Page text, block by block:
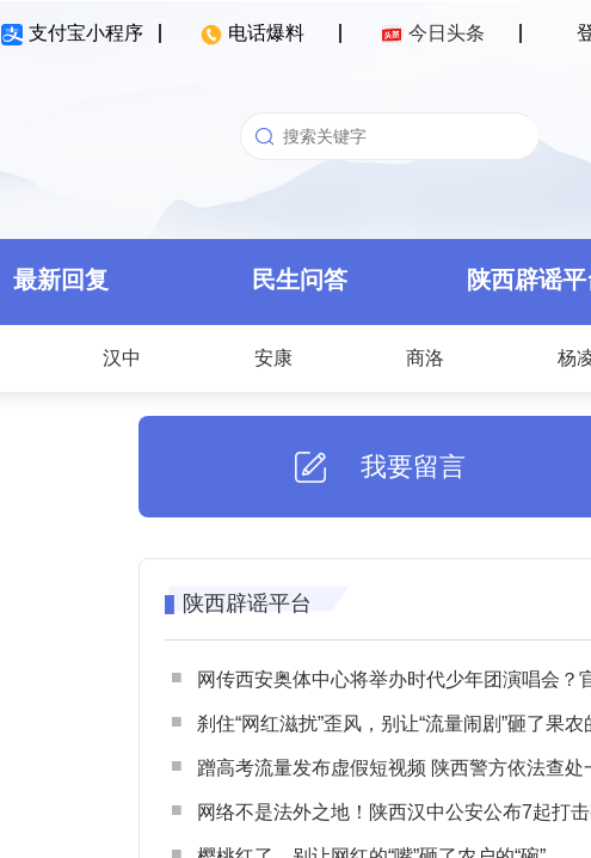
支付宝小程序 电话爆料 今日头条
最新回复 民生问答 陕西辟谣
汉中 安康 商洛 杨
我要留言
陕西辟谣平台
网传西安奥体中心将举办时代少年团演唱会？官方回应：纯
刹住“网红滋扰”歪风，别让“流量闹剧”砸了果农
蹭高考流量发布虚假短视频 陕西警方依法查处一起涉高考网络
网络不是法外之地！陕西汉中公安公布7起打击整治网谣网暴典型